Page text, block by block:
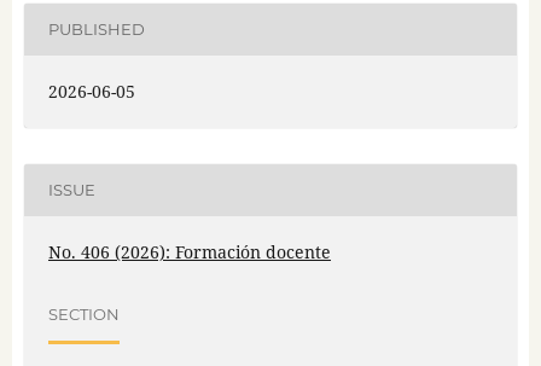
PUBLISHED
2026-06-05
ISSUE
No. 406 (2026): Formación docente
SECTION